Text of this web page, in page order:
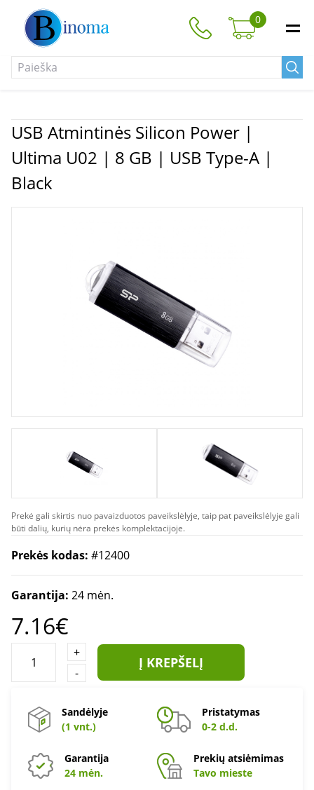
0
USB Atmintinės Silicon Power |
Ultima U02 | 8 GB | USB Type-A |
Black
Prekė gali skirtis nuo pavaizduotos paveikslėlyje, taip pat paveikslėlyje gali
būti dalių, kurių nėra prekės komplektacijoje.
Prekės kodas: #12400
Garantija: 24 mėn.
7.16€
+
-
Į KREPŠELĮ
Sandėlyje
(1 vnt.)
Pristatymas
0-2 d.d.
Garantija
24 mėn.
Prekių atsiėmimas
Tavo mieste